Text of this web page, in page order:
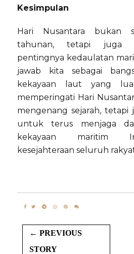
Kesimpulan
Hari Nusantara bukan
tahunan, tetapi juga
pentingnya kedaulatan
jawab kita sebagai
kekayaan laut yang
memperingati Hari
mengenang sejarah,
untuk terus menjaga
kekayaan maritim
kesejahteraan seluruh
← PREVIOUS
STORY